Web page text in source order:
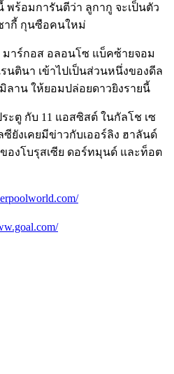
พร้อมการันตีว่า ลูกากู จะเป็นตัว
ากี้ กุนซือคนใหม่
าร์กอส อลอนโซ แบ็คซ้ายจอม
นตินา เข้าไปเป็นส่วนหนึ่งของดีล
ลาน ให้ยอมปล่อยดาวยิงรายนี้
ะตู กับ 11 แอสซิสต์ ในกัลโช เซ
ซียังเคยมีข่าวกับเออร์ลิง ฮาลันด์
องโบรุสเซีย ดอร์ทมุนด์ และท็อต